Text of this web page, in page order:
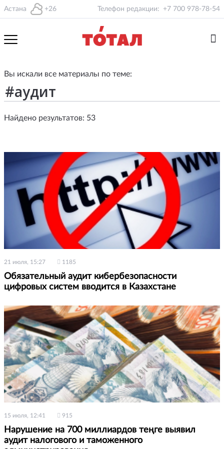
Астана +26 Телефон редакции: +7 700 978-78-54
Вы искали все материалы по теме:
Найдено результатов: 53
21 июля, 15:27 1185
Обязательный аудит кибербезопасности
цифровых систем вводится в Казахстане
15 июля, 12:41 915
Нарушение на 700 миллиардов теңге выявил
аудит налогового и таможенного